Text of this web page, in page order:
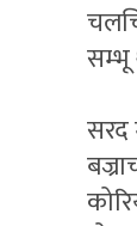
सम्भू
सरद